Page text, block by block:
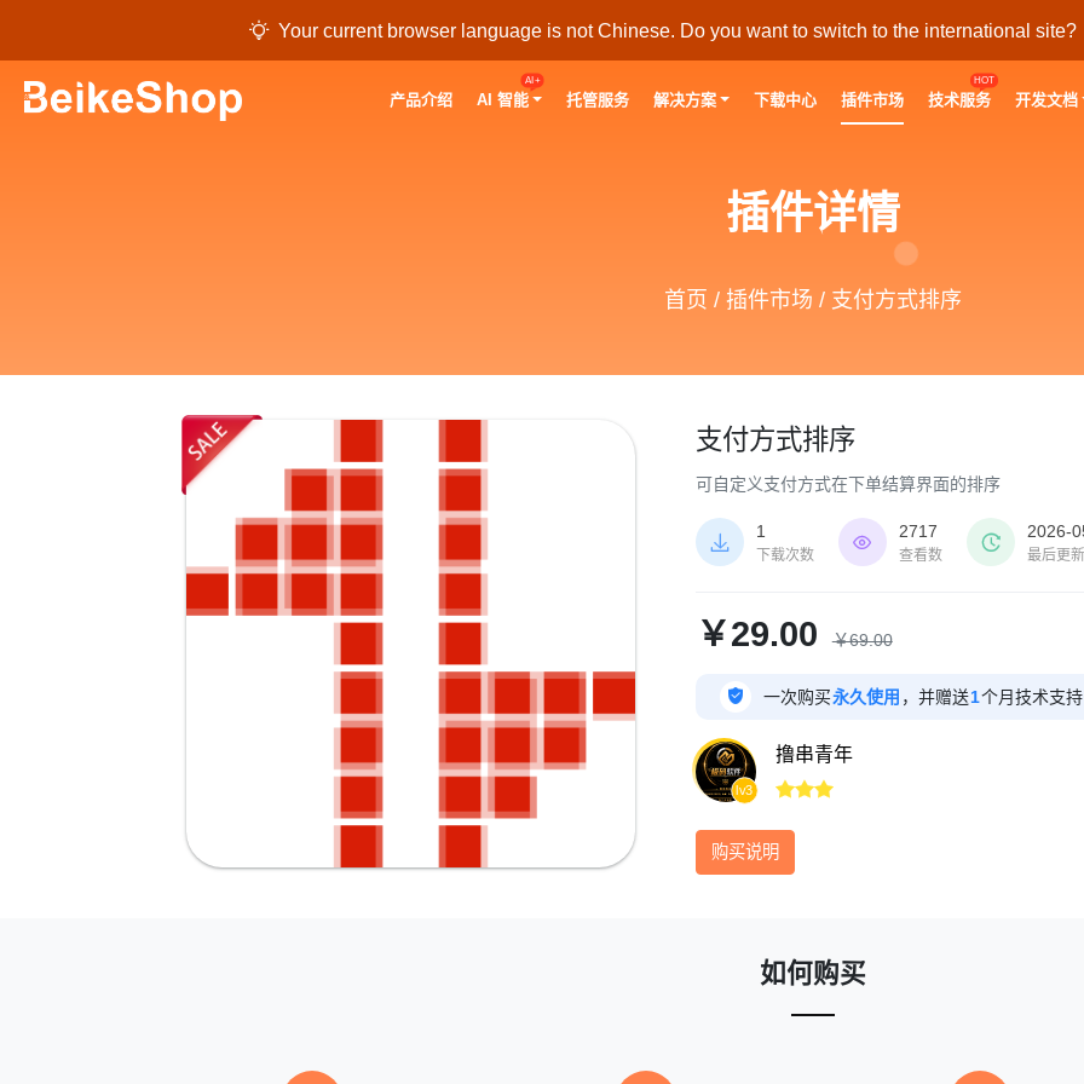
 Your current browser language is not Chinese. Do you want to switch to the international site?
产品介绍
AI+
AI 智能 托管服务 解决方案 下载中心 插件市场
HOT
技术服务 开发文档
插件详情
首页 / 插件市场 / 支付方式排序
支付方式排序
可自定义支付方式在下单结算界面的排序

1
下载次数

2717
查看数

2026-
最后更新
￥29.00 ￥69.00
 一次购买永久使用 ，并赠送1个月技术支持
lv3
撸串青年

购买说明
如何购买